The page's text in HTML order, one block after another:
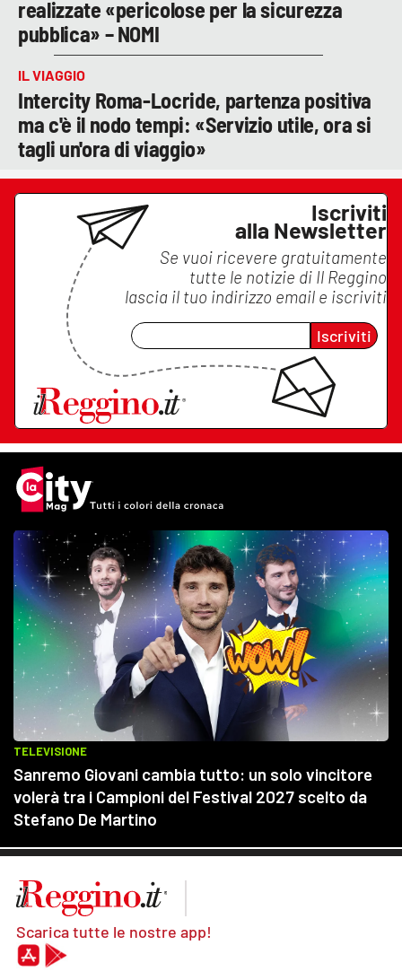
realizzate «pericolose per la sicurezza
pubblica» – NOMI
IL VIAGGIO
Intercity Roma-Locride, partenza positiva
ma c'è il nodo tempi: «Servizio utile, ora si
tagli un'ora di viaggio»
Iscriviti
alla Newsletter
Se vuoi ricevere gratuitamente
tutte le notizie di Il Reggino
lascia il tuo indirizzo email e iscriviti
Iscriviti
Scarica tutte le nostre app!